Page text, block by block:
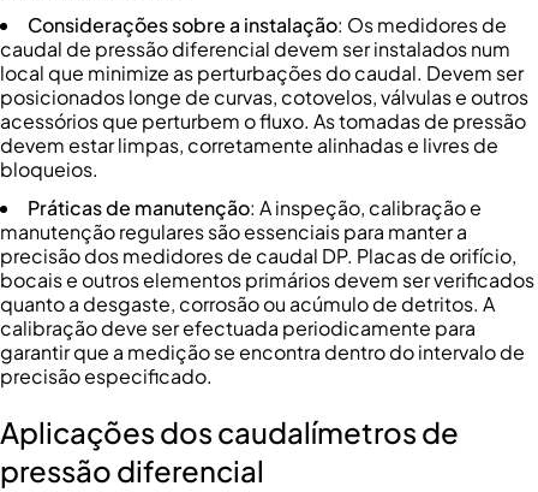
Considerações sobre a instalação: Os medidores de
caudal de pressão diferencial devem ser instalados num
local que minimize as perturbações do caudal. Devem ser
posicionados longe de curvas, cotovelos, válvulas e outros
acessórios que perturbem o fluxo. As tomadas de pressão
devem estar limpas, corretamente alinhadas e livres de
bloqueios.
Práticas de manutenção: A inspeção, calibração e
manutenção regulares são essenciais para manter a
precisão dos medidores de caudal DP. Placas de orifício,
bocais e outros elementos primários devem ser verificados
quanto a desgaste, corrosão ou acúmulo de detritos. A
calibração deve ser efectuada periodicamente para
garantir que a medição se encontra dentro do intervalo de
precisão especificado.
Aplicações dos caudalímetros de
pressão diferencial